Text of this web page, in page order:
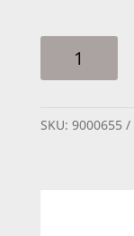
COCULA
SKU: 9000655